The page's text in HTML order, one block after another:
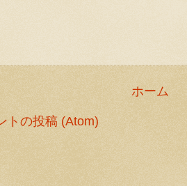
ホーム
トの投稿 (Atom)